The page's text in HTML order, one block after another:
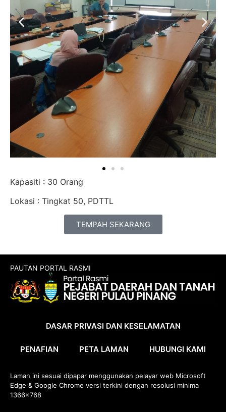
Kapasiti : 30 Orang
Lokasi : Tingkat 50, PDTTL
TEMPAH SEKARANG
PAUTAN PORTAL RASMI
DASAR PRIVASI DAN KESELAMATAN
PENAFIAN PETA LAMAN HUBUNGI KAMI
Laman ini sesuai dipapar menggunakan pelayar web Microsoft
Edge & Google Chrome versi terkini dengan resolusi minima
1366×768